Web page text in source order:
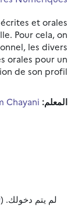
et orales
Pour cela, on
les divers
orales pour un
de son profil.
المعلم: Chayani
لم يتم دخولك. (